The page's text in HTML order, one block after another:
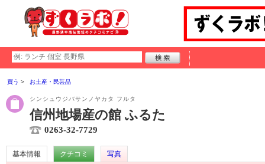
買う お土産・民芸品
シンシュウジバサンノヤカタ フルタ
信州地場産の館 ふるた
0263-32-7729
基本情報 クチコミ
写真